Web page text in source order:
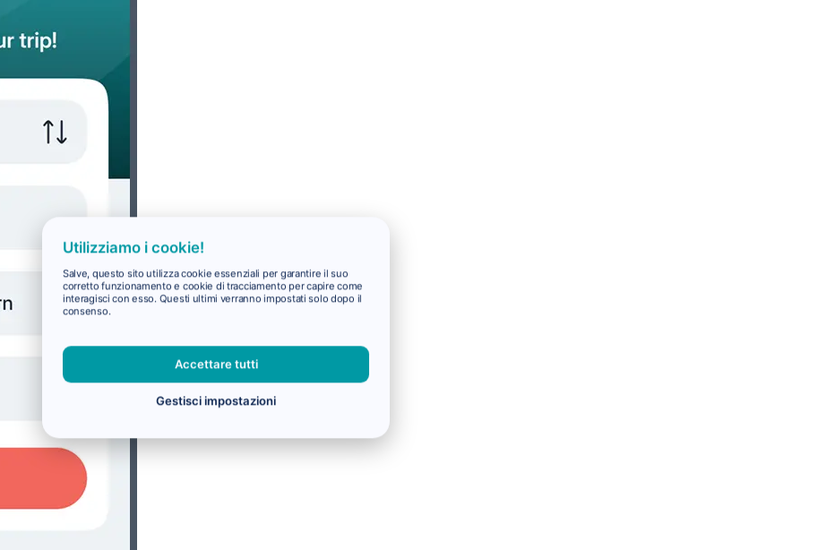
Utilizziamo i cookie!
Salve, questo sito utilizza cookie essenziali per garantire il suo
corretto funzionamento e cookie di tracciamento per capire come
interagisci con esso. Questi ultimi verranno impostati solo dopo il
consenso.
Accettare tutti
Gestisci impostazioni